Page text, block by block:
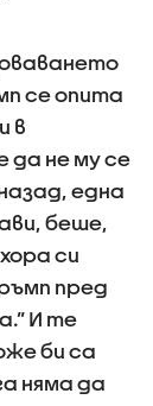
се опита
в
не му се
една
беше,
си
пред
И те
би са
няма да